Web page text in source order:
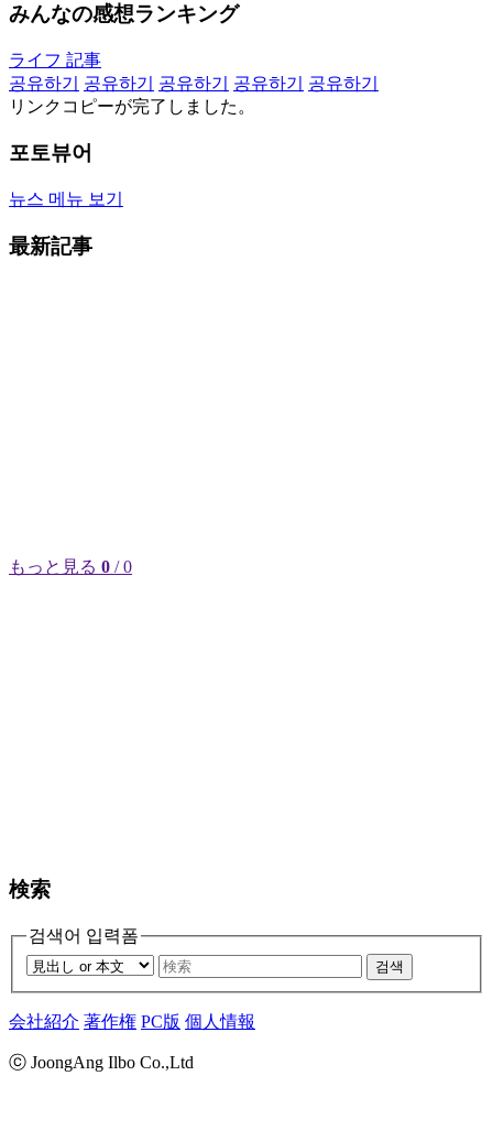
みんなの感想ランキング
ライフ 記事
공유하기
공유하기 공유하기 공유하기
공유하기
リンクコピーが完了しました。
포토뷰어
뉴스 메뉴 보기
最新記事
もっと見る 0 / 0
検索
검색어 입력폼
검색
会社紹介 著作権 PC版 個人情報
ⓒ JoongAng Ilbo Co.,Ltd